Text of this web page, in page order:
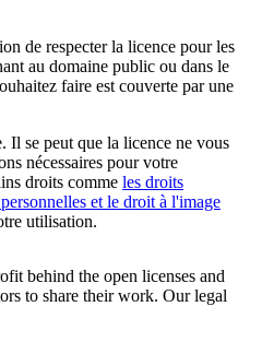
de respecter la licence pour les
au domaine public ou dans le
faire est couverte par une
Il se peut que la licence ne vous
nécessaires pour votre
droits comme les droits
et le droit à l'image
utilisation.
behind the open licenses and
to share their work. Our legal